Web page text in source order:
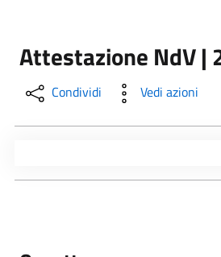
Attestazione NdV |
Condividi Vedi azioni